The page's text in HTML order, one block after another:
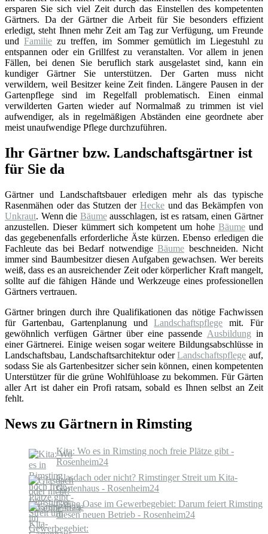
ersparen Sie sich viel Zeit durch das Einstellen des kompetenten
Gärtners. Da der Gärtner die Arbeit für Sie besonders effizient
erledigt, steht Ihnen mehr Zeit am Tag zur Verfügung, um Freunde
undFamilie zu treffen, im Sommer gemütlich im Liegestuhl zu
entspannen oder ein Grillfest zu veranstalten. Vor allem in jenen
Fällen, bei denen Sie beruflich stark ausgelastet sind, kann ein
kundiger Gärtner Sie unterstützen. Der Garten muss nicht
verwildern, weil Besitzer keine Zeit finden. Längere Pausen in der
Gartenpflege sind im Regelfall problematisch. Einen einmal
verwilderten Garten wieder auf Normalmaß zu trimmen ist viel
aufwendiger, als in regelmäßigen Abständen eine geordnete aber
meist unaufwendige Pflege durchzuführen.
Ihr Gärtner bzw. Landschaftsgärtner ist
für Sie da
Gärtner und Landschaftsbauer erledigen mehr als das typische
Rasenmähen oder das Stutzen der Heckeund das Bekämpfen von
Unkraut. Wenn die Bäumeausschlagen, ist es ratsam, einen Gärtner
anzustellen. Dieser kümmert sich kompetent um hohe Bäumeund
das gegebenenfalls erforderliche Äste kürzen. Ebenso erledigen die
Fachleute das bei Bedarf notwendigeBäume beschneiden. Nicht
immer sind Baumbesitzer diesen Aufgaben gewachsen. Wer bereits
weiß, dass es an ausreichender Zeit oder körperlicher Kraft mangelt,
sollte auf die fähigen Hände und Werkzeuge eines professionellen
Gärtners vertrauen.
Gärtner bringen durch ihre Qualifikationen das nötige Fachwissen
für Gartenbau, Gartenplanung undLandschaftspflege mit. Für
gewöhnlich verfügen Gärtner über eine passende Ausbildung in
einer Gärtnerei. Einige weisen sogar weitere Bildungsabschlüsse in
Landschaftsbau, Landschaftsarchitektur oderLandschaftspflege auf,
sodass Sie als Gartenbesitzer sicher sein können, einen kompetenten
Unterstützer für die grüne Wohlfühloase zu bekommen. Für Gärten
aller Art ist daher ein Profi ratsam, sobald es Ihnen selbst an Zeit
fehlt.
News zu Gärtnern in Rimsting
Kita: Wo es in Rimsting noch freie Plätze gibt -
Rosenheim24
Glasdach oder nicht? Rimstinger Streit um Kita-
Gartenhaus - Rosenheim24
Grüne Oase im Gewerbegebiet: Darum feiert Rimsting
diesen neuen Betrieb - Rosenheim24